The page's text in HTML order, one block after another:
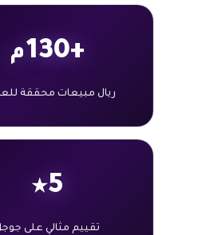
+130 م
ريال مبيعات محققة
5
★
تقييم مثالي على